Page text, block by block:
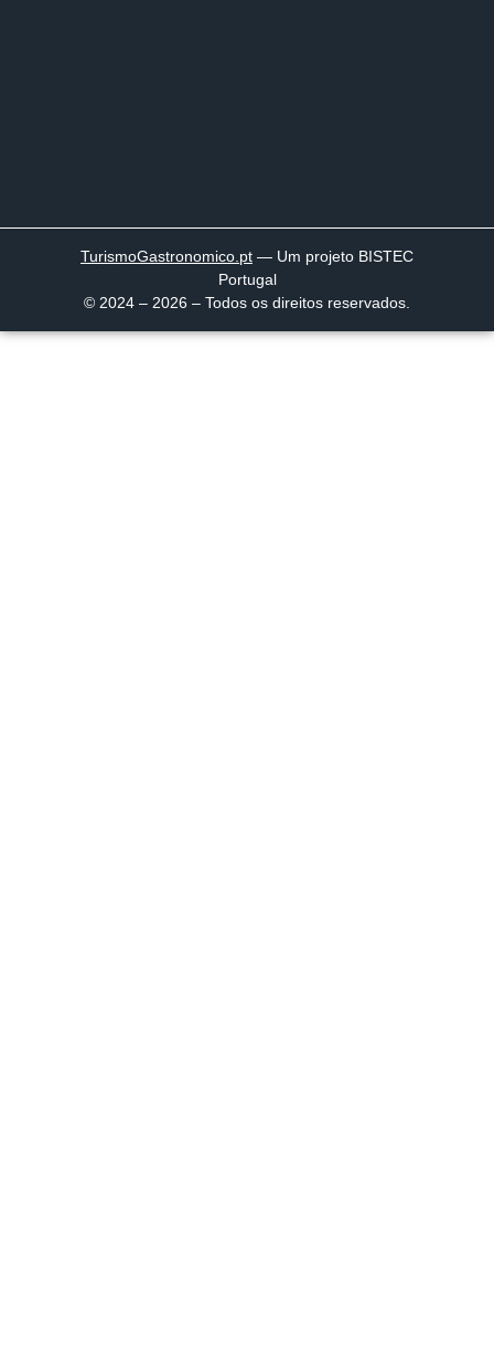
TurismoGastronomico .pt — Um projeto BISTEC
Portugal
© 2024 – 2026 – Todos os direitos reservados.